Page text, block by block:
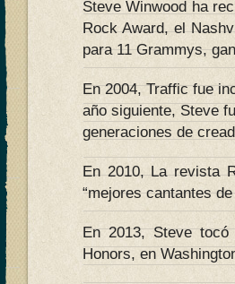
Steve Winwood ha
Rock Award, el
para 11 Grammys,
En 2004, Traffic fue
año siguiente, Steve
generaciones de
En 2010, La revista
“mejores cantantes
En 2013, Steve
Honors, en